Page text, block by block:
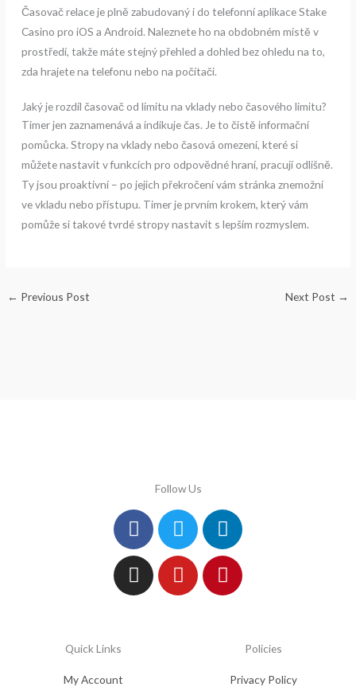
Časovač relace je plně zabudovaný i do telefonní aplikace Stake
Casino pro iOS a Android. Naleznete ho na obdobném místě v
prostředí, takže máte stejný přehled a dohled bez ohledu na to,
zda hrajete na telefonu nebo na počítači.
Jaký je rozdíl časovač od limitu na vklady nebo časového limitu?
Timer jen zaznamenává a indikuje čas. Je to čistě informační
pomůcka. Stropy na vklady nebo časová omezení, které si
můžete nastavit v funkcích pro odpovědné hraní, pracují odlišně.
Ty jsou proaktivní – po jejich překročení vám stránka znemožní
ve vkladu nebo přístupu. Timer je prvním krokem, který vám
pomůže si takové tvrdé stropy nastavit s lepším rozmyslem.
← Previous Post Next Post →
Follow Us
Facebook
TwitterLinkedin
Instagram
YoutubePinterest
Quick Links
My Account
Policies
Privacy Policy